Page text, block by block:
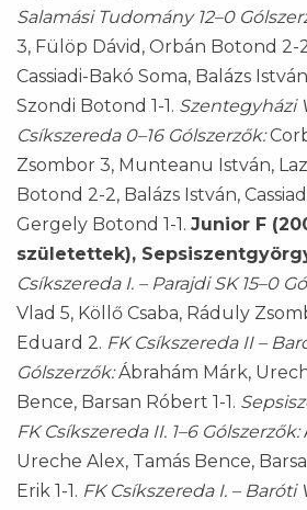
Salamási Tudomány 12–0
3, Fülöp Dávid, Orbán Botond 2-
Cassiadi-Bakó Soma, Balázs
Szondi Botond 1-1. Szentegyházi
Csíkszereda 0–16 Gólszerzők:
Zsombor 3, Munteanu István,
Botond 2-2, Balázs István,
Gergely Botond 1-1. Junior F
születettek),
Csíkszereda I. – Parajdi SK 15–0
Vlad 5, Köllő Csaba, Ráduly
Eduard 2. FK Csíkszereda II –
Gólszerzők:Ábrahám Márk,
Bence, Barsan Róbert 1-1.
FK Csíkszereda II. 1–6 Gólszerzők:
Ureche Alex, Tamás Bence,
Erik 1-1. FK Csíkszereda I. – Baróti